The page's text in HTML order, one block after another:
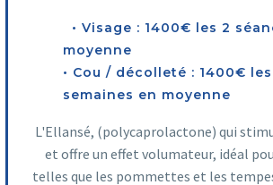
• Visage : 1400€ les 2
moyenne
• Cou / décolleté : 1400€
semaines en moyenne
L'Ellansé, (polycaprolactone) qui
et offre un effet volumateur, idéal
telles que les pommettes et les